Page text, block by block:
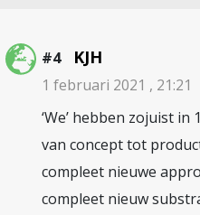
#4 KJH
1 februari 2021 , 21:21
‘We’ hebben zojuist in
van concept tot
compleet nieuwe
compleet nieuw